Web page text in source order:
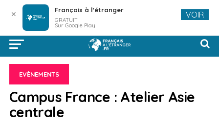
EVÈNEMENTS
Campus France : Atelier Asie
centrale
✕ Français à l'étranger
GRATUIT
Sur Google Play
VOIR